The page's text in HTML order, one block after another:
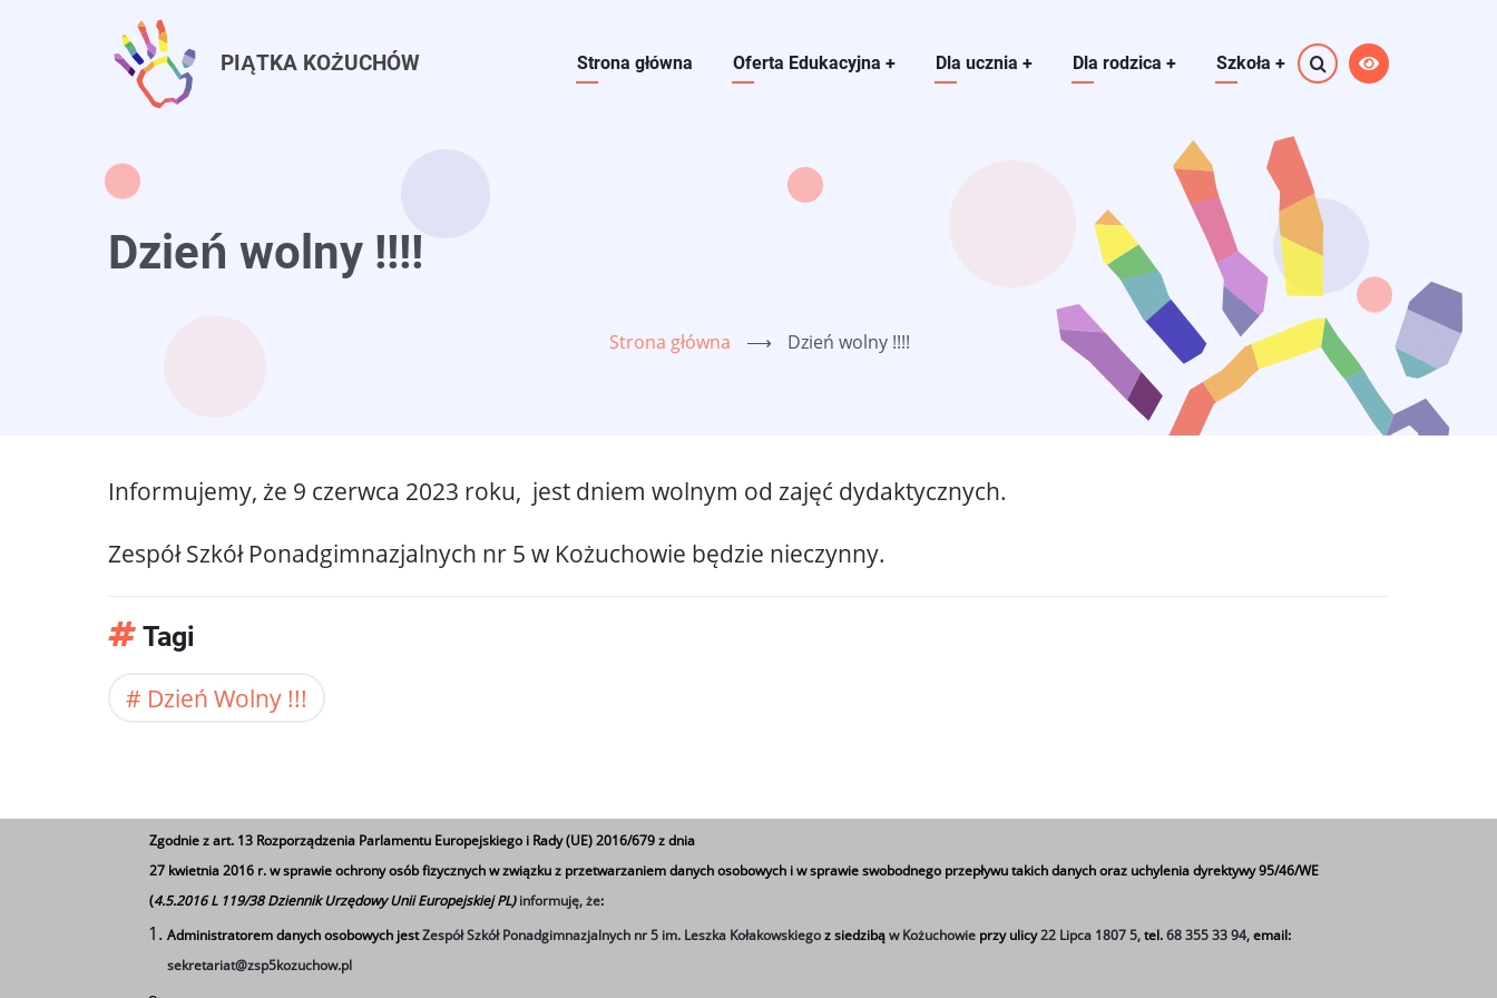
PIĄTKA KOŻUCHÓW Main navigation
Strona główna Oferta Edukacyjna + Dla ucznia + Dla rodzica + Szkoła +
Dzień wolny !!!!
Strona główna ⟶ Dzień wolny !!!!
Informujemy, że 9 czerwca 2023 roku, jest dniem wolnym od zajęć dydaktycznych.
Zespół Szkół Ponadgimnazjalnych nr 5 w Kożuchowie będzie nieczynny.
Tagi
Dzień Wolny !!!
Zgodnie z art. 13 Rozporządzenia Parlamentu Europejskiego i Rady (UE) 2016/679 z dnia
27 kwietnia 2016 r. w sprawie ochrony osób fizycznych w związku z przetwarzaniem danych osobowych i w sprawie swobodnego przepływu takich danych oraz uchylenia dyrektywy 95/46/WE
(4.5.2016 L 119/38 Dziennik Urzędowy Unii Europejskiej PL)informuję, że:
Administratorem danych osobowych jestZespół Szkół Ponadgimnazjalnych nr 5 im. Leszka Kołakowskiegoz siedzibąw Kożuchowie przy ulicy22 Lipca 1807 5,tel.68 355 33 94,email:
sekretariat@zsp5kozuchow.pl